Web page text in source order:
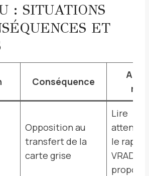
: SITUATIONS
ET
Conséquence
Opposition au
transfert de la
carte grise
Lire
le
VRADE